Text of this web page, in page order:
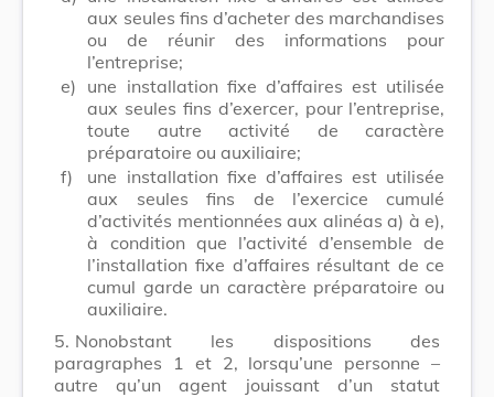
aux seules fins d’acheter des marchandises
ou de réunir des informations pour
l’entreprise;
e) une installation fixe d’affaires est utilisée
aux seules fins d’exercer, pour l’entreprise,
toute autre activité de caractère
préparatoire ou auxiliaire;
f)
une installation fixe d’affaires est utilisée
aux seules fins de l’exercice cumulé
d’activités mentionnées aux alinéas a) à e),
à condition que l’activité d’ensemble de
l’installation fixe d’affaires résultant de ce
cumul garde un caractère préparatoire ou
auxiliaire.
5. Nonobstant les dispositions des
paragraphes 1 et 2, lorsqu’une personne –
autre qu’un agent jouissant d’un statut